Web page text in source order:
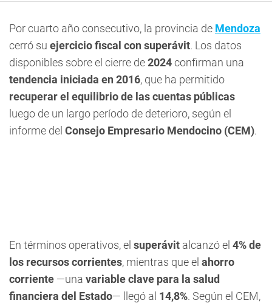
Por cuarto año consecutivo, la provincia de Mendoza
cerró su ejercicio fiscal con superávit. Los datos
disponibles sobre el cierre de2024confirman una
tendencia iniciada en 2016, que ha permitido
recuperar el equilibrio de las cuentas públicas
luego de un largo período de deterioro, según el
informe del Consejo Empresario Mendocino (CEM).
En términos operativos, el superávit alcanzó el 4% de
los recursos corrientes, mientras que el ahorro
corriente —una variable clave para la salud
financiera del Estado— llegó al 14,8%. Según el CEM,